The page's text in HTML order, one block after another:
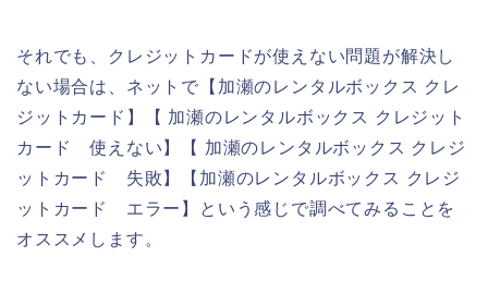
それでも、クレジットカードが使えない問題が解決し
ない場合は、ネットで【加瀬のレンタルボックス クレ
ジットカード】【 加瀬のレンタルボックス クレジット
カード 使えない】【 加瀬のレンタルボックス クレジ
ットカード 失敗】【加瀬のレンタルボックス クレジ
ットカード エラー】という感じで調べてみることを
オススメします。